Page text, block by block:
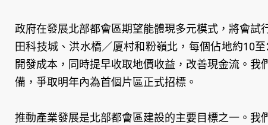
政府在發展北部都會區期望能體現多元模式，將會
田科技城、洪水橋／厦村和粉嶺北，每個佔地約10
開發成本，同時提早收取地價收益，改善現金流。
備，爭取明年內為首個片區正式招標。
推動產業發展是北部都會區建設的主要目標之一。